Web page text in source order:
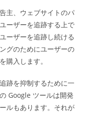
主、ウェブサイトのパ
ーザーを追跡する上で
ーザーを追跡し続ける
グのためにユーザーの
購入します。
跡を抑制するために一
Google ツールは開発
ルもあります。それが